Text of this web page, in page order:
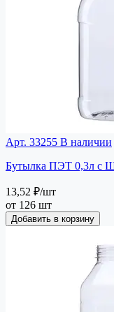
Арт. 33255 В наличии
Бутылка ПЭТ 0,3л с
13,52 ₽/шт
от 126 шт
Добавить в корзину